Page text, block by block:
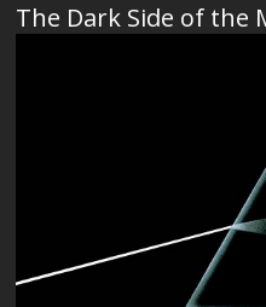
The Dark Side of the